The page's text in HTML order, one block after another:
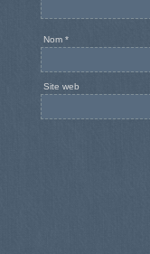
Nom *
Site web